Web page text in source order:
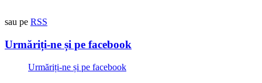
sau pe RSS
Urmăriți-ne și pe facebook
Urmăriți-ne și pe facebook